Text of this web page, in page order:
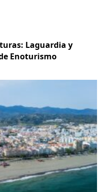
Laguardia y
Enoturismo